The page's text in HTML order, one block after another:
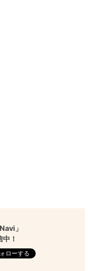
」
！
ローする